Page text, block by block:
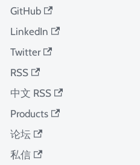
GitHub
LinkedIn
Twitter
RSS
中文 RSS
Products
论坛
私信